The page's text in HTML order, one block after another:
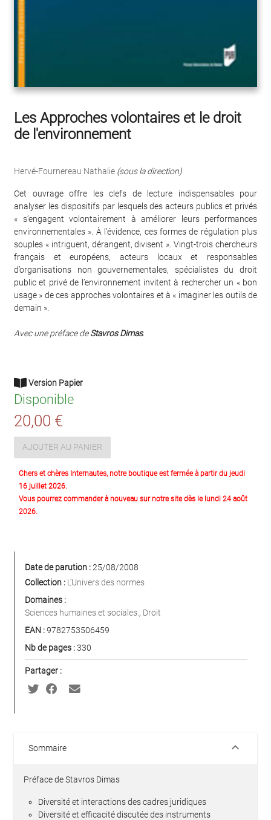
Les Approches volontaires et le droit
de l'environnement
Hervé-Fournereau Nathalie (sous la direction)
Cet ouvrage offre les clefs de lecture indispensables pour
analyser les dispositifs par lesquels des acteurs publics et privés
« s’engagent volontairement à améliorer leurs performances
environnementales ». À l’évidence, ces formes de régulation plus
souples « intriguent, dérangent, divisent ». Vingt-trois chercheurs
français et européens, acteurs locaux et responsables
d’organisations non gouvernementales, spécialistes du droit
public et privé de l’environnement invitent à rechercher un « bon
usage » de ces approches volontaires et à « imaginer les outils de
demain ».
Avec une préface deStavros Dimas.
Version Papier
Disponible
20,00 €
AJOUTER AU PANIER
Chers et chères Internautes, notre boutique est fermée à partir du jeudi
16 juillet 2026.
Vous pourrez commander à nouveau sur notre site dès le lundi 24 août
2026.
Date de parution :25/08/2008
Collection : L'Univers des normes
Domaines :
Sciences humaines et sociales. , Droit
EAN :9782753506459
Nb de pages :330
Partager :
Sommaire keyboard_arrow_down
Préface de Stavros Dimas
Diversité et interactions des cadres juridiques
Diversité et efficacité discutée des instruments